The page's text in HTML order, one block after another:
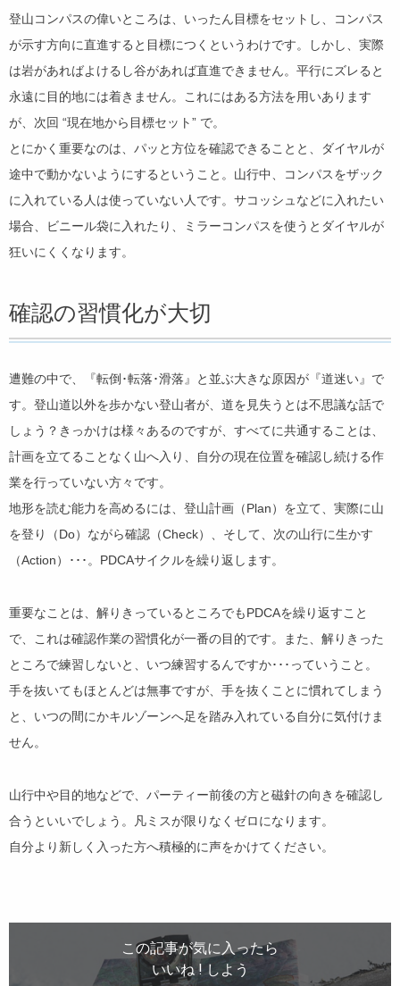
登山コンパスの偉いところは、いったん目標をセットし、コンパス
が示す方向に直進すると目標につくというわけです。しかし、実際
は岩があればよけるし谷があれば直進できません。平行にズレると
永遠に目的地には着きません。これにはある方法を用いあります
が、次回 “現在地から目標セット” で。
とにかく重要なのは、パッと方位を確認できることと、ダイヤルが
途中で動かないようにするということ。山行中、コンパスをザック
に入れている人は使っていない人です。サコッシュなどに入れたい
場合、ビニール袋に入れたり、ミラーコンパスを使うとダイヤルが
狂いにくくなります。
確認の習慣化が大切
遭難の中で、『転倒･転落･滑落』と並ぶ大きな原因が『道迷い』で
す。登山道以外を歩かない登山者が、道を見失うとは不思議な話で
しょう？きっかけは様々あるのですが、すべてに共通することは、
計画を立てることなく山へ入り、自分の現在位置を確認し続ける作
業を行っていない方々です。
地形を読む能力を高めるには、登山計画（Plan）を立て、実際に山
を登り（Do）ながら確認（Check）、そして、次の山行に生かす
（Action）･･･。PDCAサイクルを繰り返します。
重要なことは、解りきっているところでもPDCAを繰り返すこと
で、これは確認作業の習慣化が一番の目的です。また、解りきった
ところで練習しないと、いつ練習するんですか･･･っていうこと。
手を抜いてもほとんどは無事ですが、手を抜くことに慣れてしまう
と、いつの間にかキルゾーンへ足を踏み入れている自分に気付けま
せん。
山行中や目的地などで、パーティー前後の方と磁針の向きを確認し
合うといいでしょう。凡ミスが限りなくゼロになります。
自分より新しく入った方へ積極的に声をかけてください。
この記事が気に入ったら
いいね ! しよう